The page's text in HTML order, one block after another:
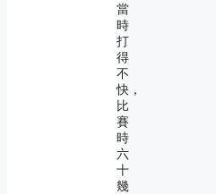
當
時
打
得
不
快，
比
賽
時
六
十
幾